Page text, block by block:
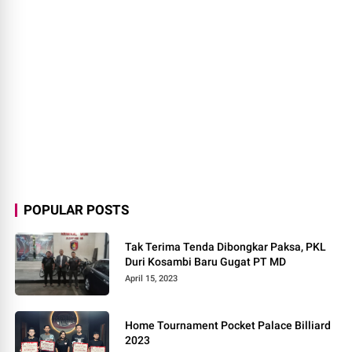
POPULAR POSTS
Tak Terima Tenda Dibongkar Paksa, PKL
Duri Kosambi Baru Gugat PT MD
April 15, 2023
Home Tournament Pocket Palace Billiard
2023